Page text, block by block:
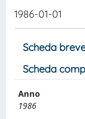
1986-01-01
Scheda
Scheda
Anno
1986